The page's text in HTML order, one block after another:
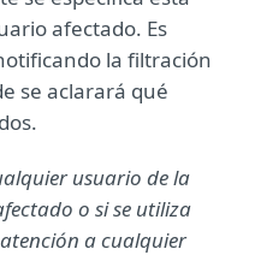
afectado. Es
la filtración
se aclarará qué
usuario de la
o si se utiliza
a cualquier